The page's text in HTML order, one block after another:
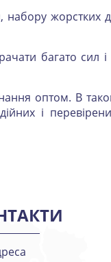
набору жорстких
багато сил
оптом. В
і